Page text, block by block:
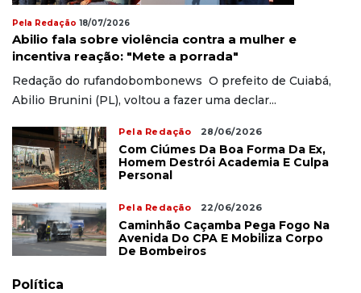
Pela Redação 18/07/2026
Abilio fala sobre violência contra a mulher e
incentiva reação: "Mete a porrada"
Redação do rufandobombonews O prefeito de Cuiabá,
Abilio Brunini (PL), voltou a fazer uma declar...
Pela Redação 28/06/2026
Com Ciúmes Da Boa Forma Da Ex,
Homem Destrói Academia E Culpa
Personal
Pela Redação 22/06/2026
Caminhão Caçamba Pega Fogo Na
Avenida Do CPA E Mobiliza Corpo
De Bombeiros
Política